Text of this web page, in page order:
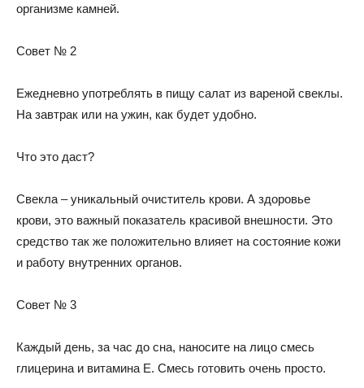
организме камней.
Совет № 2
Ежедневно употреблять в пищу салат из вареной свеклы.
На завтрак или на ужин, как будет удобно.
Что это даст?
Свекла – уникальный очиститель крови. А здоровье
крови, это важный показатель красивой внешности. Это
средство так же положительно влияет на состояние кожи
и работу внутренних органов.
Совет № 3
Каждый день, за час до сна, наносите на лицо смесь
глицерина и витамина Е. Смесь готовить очень просто.